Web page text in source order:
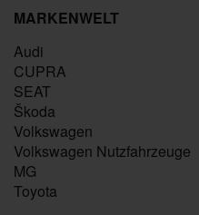
MARKENWELT
Audi
CUPRA
SEAT
Škoda
Volkswagen
Volkswagen Nutzfahrzeuge
MG
Toyota